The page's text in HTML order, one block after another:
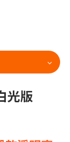
光版